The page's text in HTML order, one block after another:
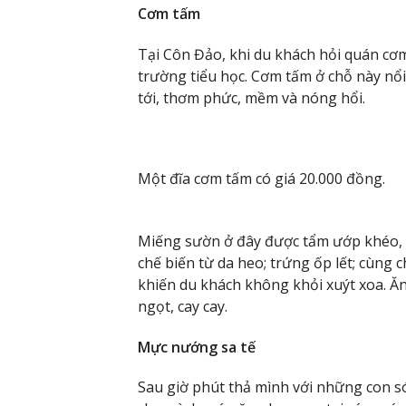
Cơm tấm
Tại Côn Đảo, khi du khách hỏi quán
trường tiểu học. Cơm tấm ở chỗ này
tới, thơm phức, mềm và nóng hổi.
Một đĩa cơm tấm có giá 20.000 đồng.
Miếng sườn ở đây được tẩm ướp
chế biến từ da heo; trứng ốp lết; cùng
khiến du khách không khỏi xuýt xoa.
ngọt, cay cay.
Mực nướng sa tế
Sau giờ phút thả mình với những con